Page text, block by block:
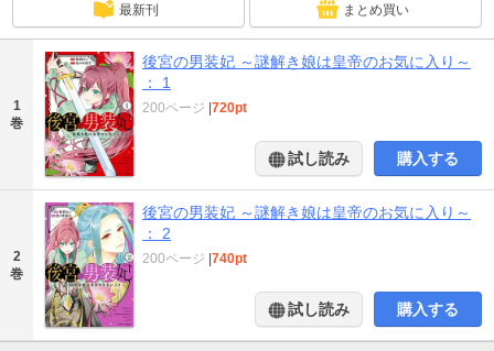
最新刊 まとめ買い
1
巻
後宮の男装妃 ～謎解き娘は皇帝のお気に入り～
： 1
200ページ |720pt
試し読み 購入する
2
巻
後宮の男装妃 ～謎解き娘は皇帝のお気に入り～
： 2
200ページ |740pt
試し読み 購入する